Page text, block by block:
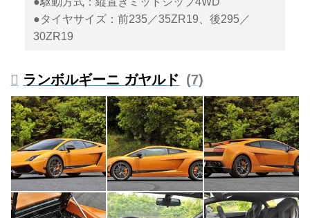
●タイヤサイズ：前235／35ZR19、後295／
30ZR19
ランボルギーニ ガヤルド 7